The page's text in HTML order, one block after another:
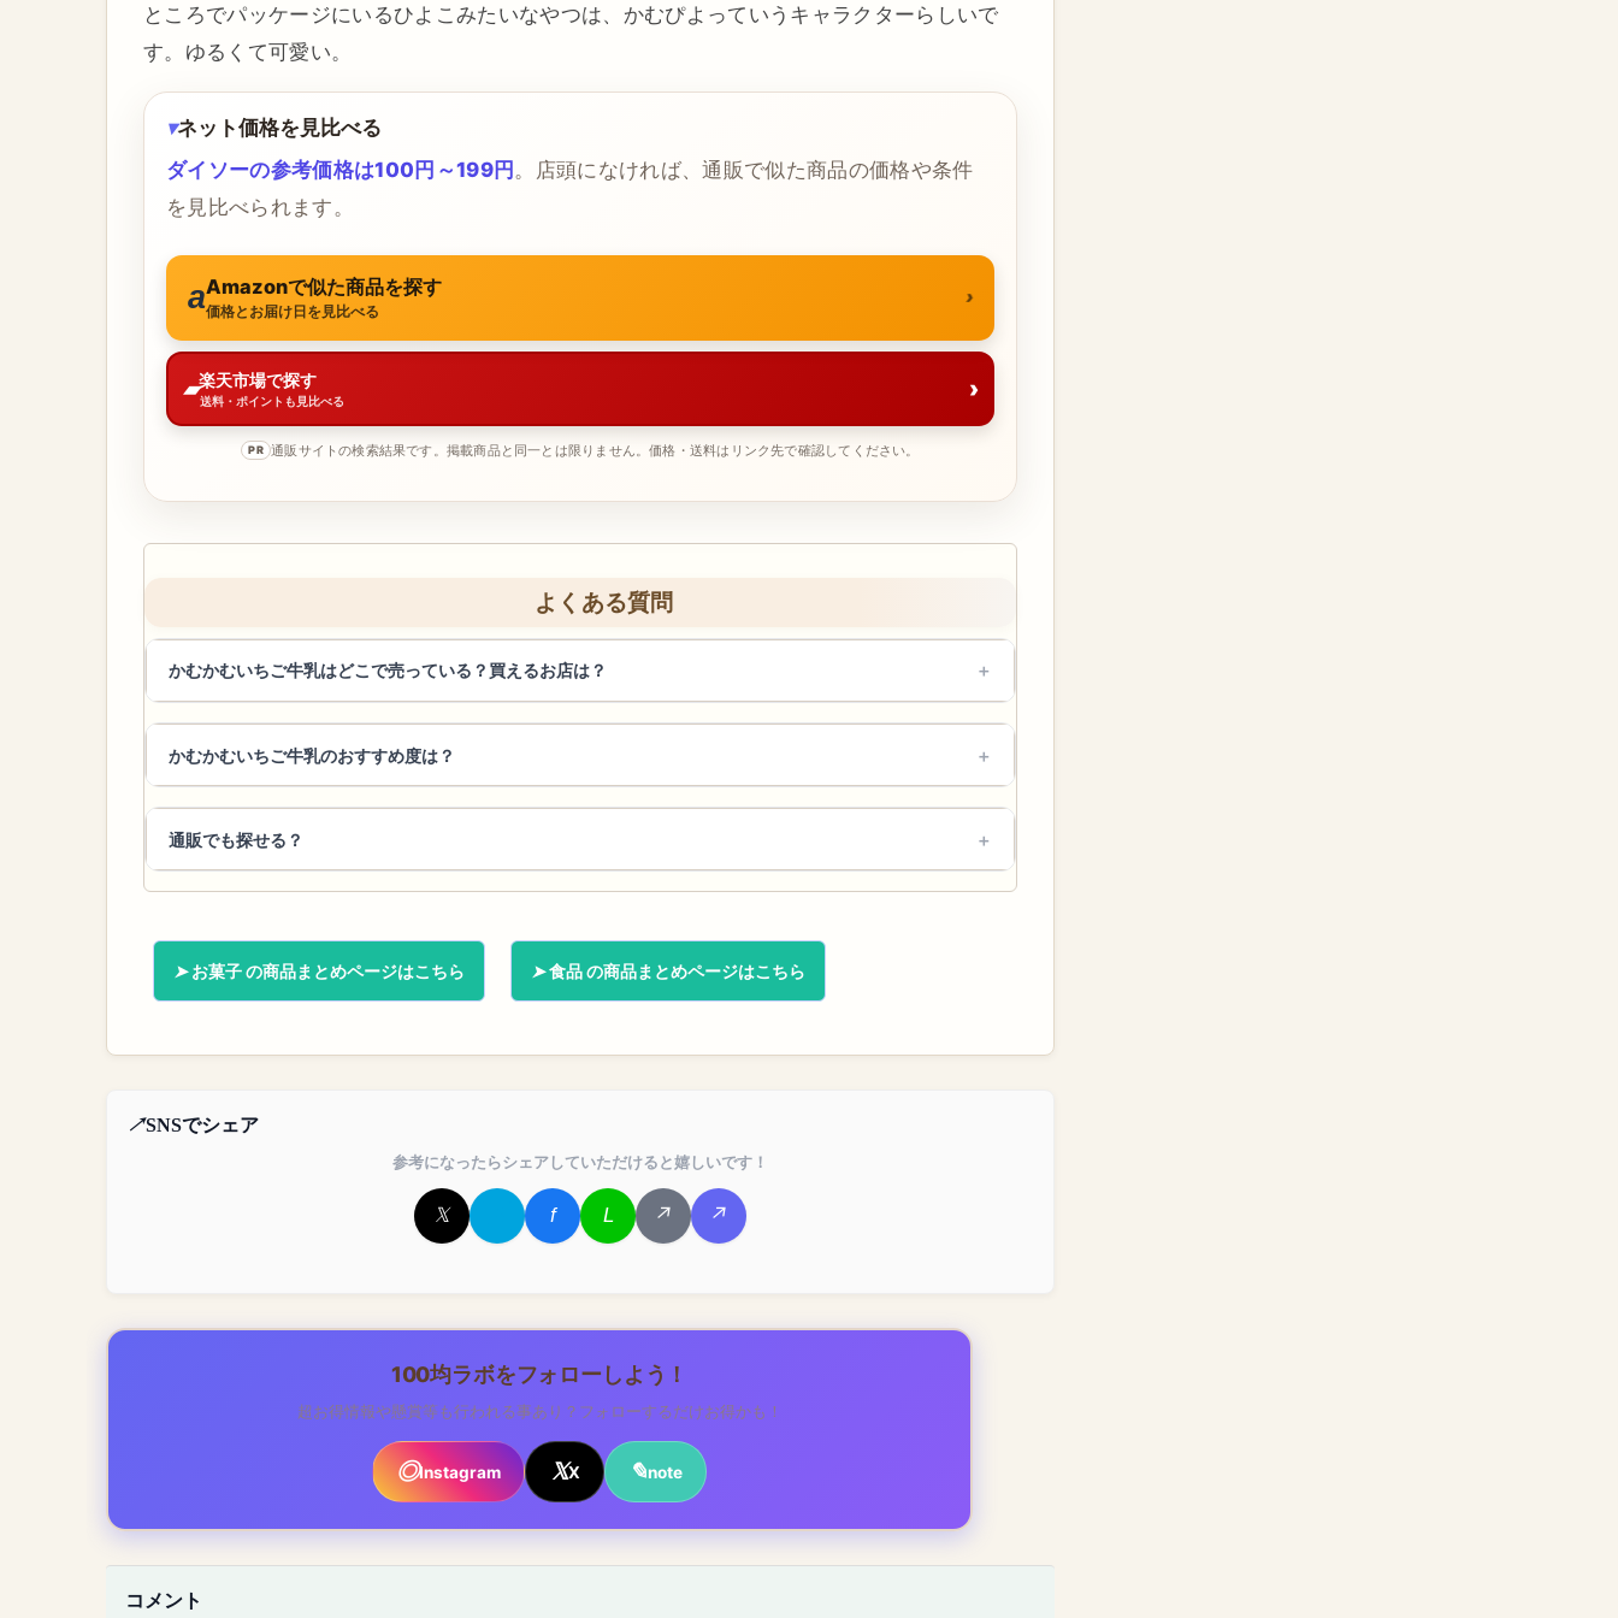
ところでパッケージにいるひよこみたいなやつは、かむぴよっていうキャラクターらしいで
す。ゆるくて可愛い。
ネット価格を見比べる
ダイソーの参考価格は100円～199円 。店頭になければ、通販で似た商品の価格や条件
を見比べられます。
Amazonで似た商品を探す
価格とお届け日を見比べる
楽天市場で探す
送料・ポイントも見比べる ›
PR 通販サイトの検索結果です。掲載商品と同一とは限りません。価格・送料はリンク先で確認してください。
よくある質問
かむかむいちご牛乳はどこで売っている？買えるお店は？
かむかむいちご牛乳のおすすめ度は？
通販でも探せる？
お菓子 の商品まとめページはこちら 食品 の商品まとめページはこちら
SNSでシェア
参考になったらシェアしていただけると嬉しいです！
100均ラボをフォローしよう！
超お得情報や懸賞等も行われる事あり？フォローするだけお得かも！
Instagram X note
コメント